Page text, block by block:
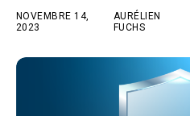
NOVEMBRE 14,
2023
AURÉLIEN
FUCHS